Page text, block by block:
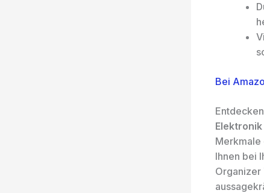
Bei
Merkmale
Ihnen bei
Organizer